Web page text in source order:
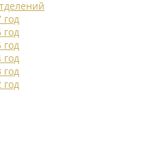
год
год
год
год
год
год